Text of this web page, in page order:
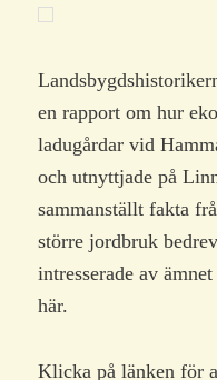
en rapport om hur
ladugårdar vid
och utnyttjade på
sammanställt fakta
större jordbruk
intresserade av
här.
Klicka på länken för